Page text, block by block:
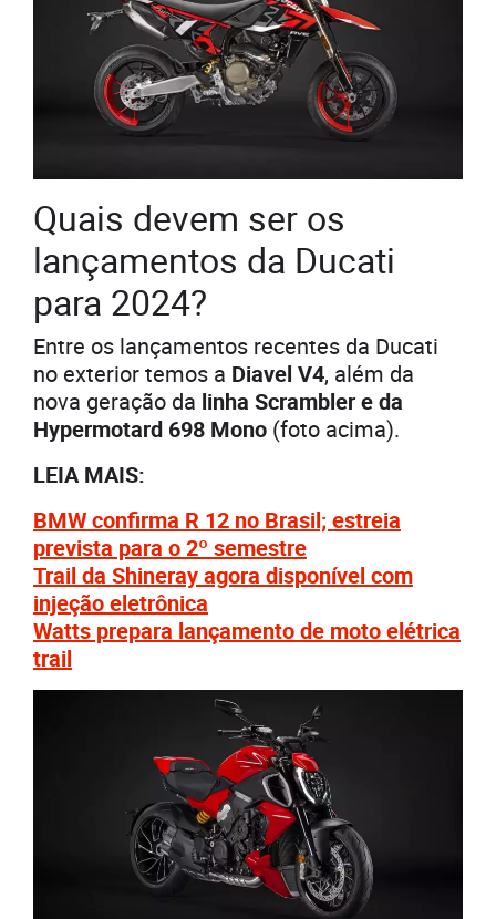
Quais devem ser os
lançamentos da Ducati
para 2024?
Entre os lançamentos recentes da Ducati
no exterior temos a Diavel V4, além da
nova geração da linha Scrambler e da
Hypermotard 698 Mono (foto acima).
LEIA MAIS:
BMW confirma R 12 no Brasil; estreia
prevista para o 2º semestre
Trail da Shineray agora disponível com
injeção eletrônica
Watts prepara lançamento de moto elétrica
trail